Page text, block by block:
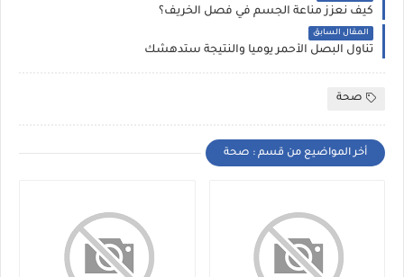
كيف نعزز مناعة الجسم في فصل الخريف؟
المقال السابق
تناول البصل الأحمر يومياً والنتيجة ستدهشك
صحة
أخر المواضيع من قسم : صحة